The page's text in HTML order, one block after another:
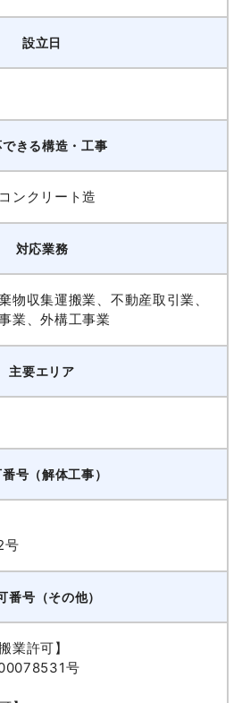
設立日
きる構造・工事
ンクリート造
対応業務
物収集運搬業、不動産取引業、
業、外構工事業
主要エリア
号（解体工事）
号
番号（その他）
業許可】
号